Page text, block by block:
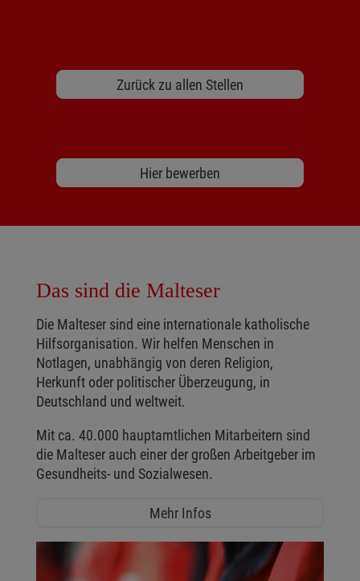
Zurück zu allen Stellen
Hier bewerben
Das sind die Malteser
Die Malteser sind eine internationale katholische
Hilfsorganisation. Wir helfen Menschen in
Notlagen, unabhängig von deren Religion,
Herkunft oder politischer Überzeugung, in
Deutschland und weltweit.
Mit ca. 40.000 hauptamtlichen Mitarbeitern sind
die Malteser auch einer der großen Arbeitgeber im
Gesundheits- und Sozialwesen.
Mehr Infos